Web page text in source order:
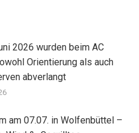
2026 wurden beim AC
Orientierung als auch
abverlangt
am 07.07. in Wolfenbüttel –